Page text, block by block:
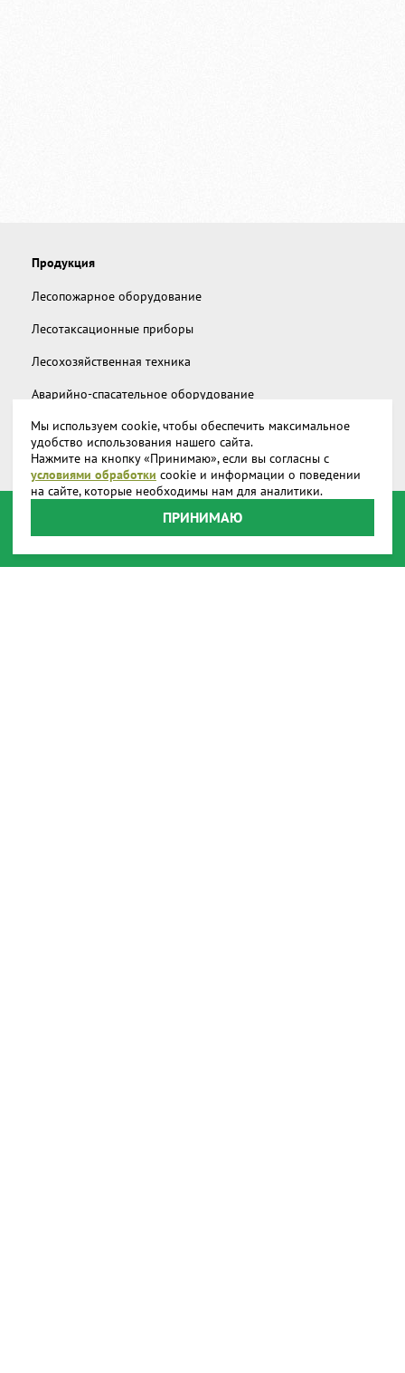
Продукция
Лесопожарное оборудование
Лесотаксационные приборы
Лесохозяйственная техника
Аварийно-спасательное оборудование
Дополнительное снаряжение
Запчасти и аксессуары
О компании
Доставка
Реквизиты
Мы используем cookie, чтобы обеспечить максимальное
удобство использования нашего сайта.
Нажмите на кнопку «Принимаю», если вы согласны с
условиями обработки cookie и информации о поведении
на сайте, которые необходимы нам для аналитики.
ПРИНИМАЮ